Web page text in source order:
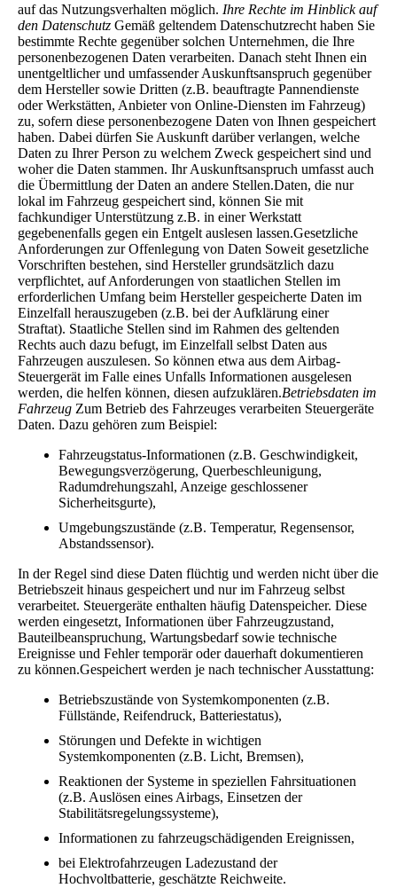
auf das Nutzungsverhalten möglich. Ihre Rechte im Hinblick auf
den Datenschutz Gemäß geltendem Datenschutzrecht haben Sie
bestimmte Rechte gegenüber solchen Unternehmen, die Ihre
personenbezogenen Daten verarbeiten. Danach steht Ihnen ein
unentgeltlicher und umfassender Auskunftsanspruch gegenüber
dem Hersteller sowie Dritten (z.B. beauftragte Pannendienste
oder Werkstätten, Anbieter von Online-Diensten im Fahrzeug)
zu, sofern diese personenbezogene Daten von Ihnen gespeichert
haben. Dabei dürfen Sie Auskunft darüber verlangen, welche
Daten zu Ihrer Person zu welchem Zweck gespeichert sind und
woher die Daten stammen. Ihr Auskunftsanspruch umfasst auch
die Übermittlung der Daten an andere Stellen.Daten, die nur
lokal im Fahrzeug gespeichert sind, können Sie mit
fachkundiger Unterstützung z.B. in einer Werkstatt
gegebenenfalls gegen ein Entgelt auslesen lassen.Gesetzliche
Anforderungen zur Offenlegung von Daten Soweit gesetzliche
Vorschriften bestehen, sind Hersteller grundsätzlich dazu
verpflichtet, auf Anforderungen von staatlichen Stellen im
erforderlichen Umfang beim Hersteller gespeicherte Daten im
Einzelfall herauszugeben (z.B. bei der Aufklärung einer
Straftat). Staatliche Stellen sind im Rahmen des geltenden
Rechts auch dazu befugt, im Einzelfall selbst Daten aus
Fahrzeugen auszulesen. So können etwa aus dem Airbag-
Steuergerät im Falle eines Unfalls Informationen ausgelesen
werden, die helfen können, diesen aufzuklären.Betriebsdaten im
Fahrzeug Zum Betrieb des Fahrzeuges verarbeiten Steuergeräte
Daten. Dazu gehören zum Beispiel:
Fahrzeugstatus-Informationen (z.B. Geschwindigkeit,
Bewegungsverzögerung, Querbeschleunigung,
Radumdrehungszahl, Anzeige geschlossener
Sicherheitsgurte),
Umgebungszustände (z.B. Temperatur, Regensensor,
Abstandssensor).
In der Regel sind diese Daten flüchtig und werden nicht über die
Betriebszeit hinaus gespeichert und nur im Fahrzeug selbst
verarbeitet. Steuergeräte enthalten häufig Datenspeicher. Diese
werden eingesetzt, Informationen über Fahrzeugzustand,
Bauteilbeanspruchung, Wartungsbedarf sowie technische
Ereignisse und Fehler temporär oder dauerhaft dokumentieren
zu können.Gespeichert werden je nach technischer Ausstattung:
Betriebszustände von Systemkomponenten (z.B.
Füllstände, Reifendruck, Batteriestatus),
Störungen und Defekte in wichtigen
Systemkomponenten (z.B. Licht, Bremsen),
Reaktionen der Systeme in speziellen Fahrsituationen
(z.B. Auslösen eines Airbags, Einsetzen der
Stabilitätsregelungssysteme),
Informationen zu fahrzeugschädigenden Ereignissen,
bei Elektrofahrzeugen Ladezustand der
Hochvoltbatterie, geschätzte Reichweite.